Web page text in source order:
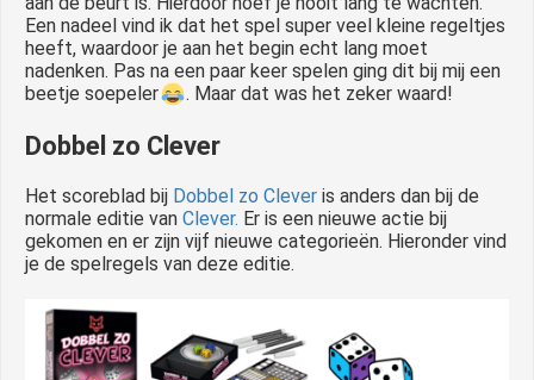
Een nadeel vind ik dat het spel super veel kleine regeltjes
heeft, waardoor je aan het begin echt lang moet
nadenken. Pas na een paar keer spelen ging dit bij mij een
beetje soepeler
. Maar dat was het zeker waard!
Dobbel zo Clever
Het scoreblad bij Dobbel zo Clever is anders dan bij de
normale editie van Clever. Er is een nieuwe actie bij
gekomen en er zijn vijf nieuwe categorieën. Hieronder vind
je de spelregels van deze editie.